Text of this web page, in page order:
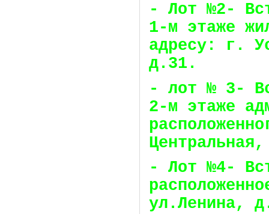
- Лот №2-
1-м этаже
адресу: г.
д.31.
- лот № 3-
2-м этаже
- Лот №4-
ул.Ленина,